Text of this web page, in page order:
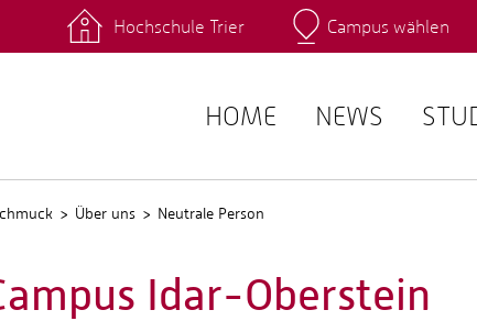
Intranet
Hochschule Trier Campus wählen
HOME NEWS
Über uns Neutrale Person
Idar-Oberstein